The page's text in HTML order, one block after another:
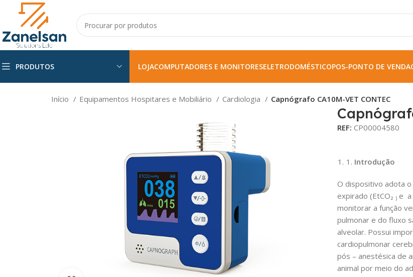
PRODUTOS LOJACOMPUTADORES E MONITORESELETRODOMÉSTICOPOS-PONTO DE VENDA
Início Equipamentos Hospitares e Mobiliário Cardiologia Capnógrafo CA10M-VET CONTEC
REF: CP00004580
Introdução
O dispositivo adota
expirado (EtCO₂ ) e
monitorar a função
pulmonar e do fluxo
alveolar. Possui
cardiopulmonar
pós – anestésica de
animal por meio do